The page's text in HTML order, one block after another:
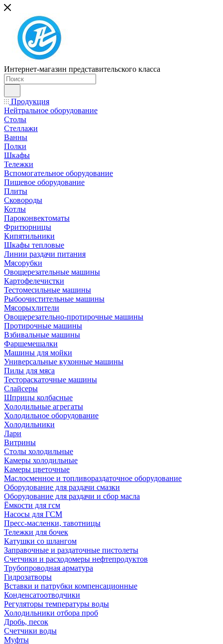
Интернет-магазин представительского класса
Продукция
Нейтральное оборудование
Столы
Стеллажи
Ванны
Полки
Шкафы
Тележки
Вспомогательное оборудование
Пищевое оборудование
Плиты
Сковороды
Котлы
Пароконвектоматы
Фритюрницы
Кипятильники
Шкафы тепловые
Линии раздачи питания
Мясорубки
Овощерезательные машины
Картофелечистки
Тестомесильные машины
Рыбоочистительные машины
Мясорыхлители
Овощерезательно-протирочные машины
Протирочные машины
Взбивальные машины
Фаршемешалки
Машины для мойки
Универсальные кухонные машины
Пилы для мяса
Тестораскаточные машины
Слайсеры
Шприцы колбасные
Холодильные агрегаты
Холодильное оборудование
Холодильники
Лари
Витрины
Столы холодильные
Камеры холодильные
Камеры цветочные
Маслосменное и топливораздаточное оборудование
Оборудование для раздачи смазки
Оборудование для раздачи и сбор масла
Ёмкости для гсм
Насосы для ГСМ
Пресс-масленки, тавотницы
Тележки для бочек
Катушки со шлангом
Заправочные и раздаточные пистолеты
Счетчики и расходомеры нефтепродуктов
Трубопроводная арматура
Гидрозатворы
Вставки и патрубки компенсационные
Конденсатоотводчики
Регуляторы температуры воды
Холодильники отбора проб
Дробь, песок
Счетчики воды
Муфты